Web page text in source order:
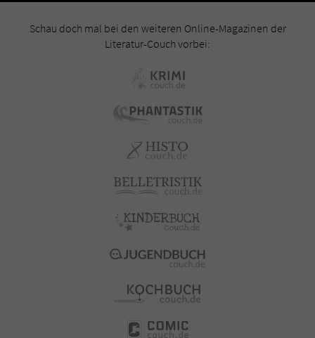
Schau doch mal bei den weiteren Online-Magazinen der
Literatur-Couch vorbei: